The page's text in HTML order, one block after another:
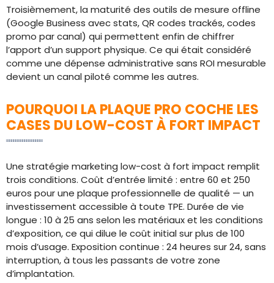
Troisièmement, la maturité des outils de mesure offline
(Google Business avec stats, QR codes trackés, codes
promo par canal) qui permettent enfin de chiffrer
l’apport d’un support physique. Ce qui était considéré
comme une dépense administrative sans ROI mesurable
devient un canal piloté comme les autres.
POURQUOI LA PLAQUE PRO COCHE LES
CASES DU LOW-COST À FORT IMPACT
Une stratégie marketing low-cost à fort impact remplit
trois conditions. Coût d’entrée limité : entre 60 et 250
euros pour une plaque professionnelle de qualité — un
investissement accessible à toute TPE. Durée de vie
longue : 10 à 25 ans selon les matériaux et les conditions
d’exposition, ce qui dilue le coût initial sur plus de 100
mois d’usage. Exposition continue : 24 heures sur 24, sans
interruption, à tous les passants de votre zone
d’implantation.